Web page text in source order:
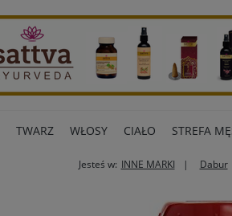
TWARZ WŁOSY CIAŁO STREFA
Jesteś w: INNE MARKI Dabur